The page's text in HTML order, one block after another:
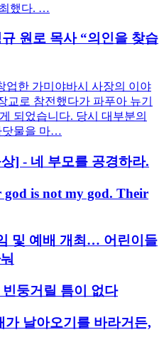
최했다. …
원로 목사 ​“의인을 찾습
업한 가미야바시 사장의 이야
교로 참전했다가 파푸아 뉴기
되었습니다. 당시 대부분의
닷물을 마…
] - 네 부모를 공경하라.
is not my god. Their
및 예배 개최… 어린이들
둥거릴 틈이 없다
날아오기를 바라거든,